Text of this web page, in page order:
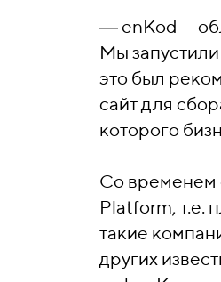
―enKod —
Мы
это был
сайт для
которого
Со временем
Platform, т.е.
такие
других